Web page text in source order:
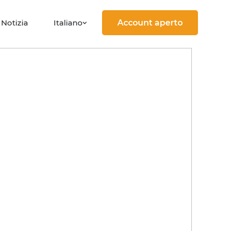
Notizia Italiano Account aperto